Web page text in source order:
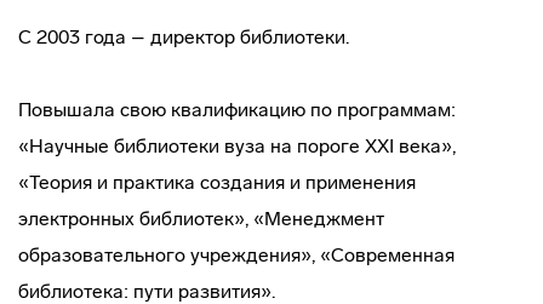
С 2003 года – директор библиотеки.
Повышала свою квалификацию по программам:
«Научные библиотеки вуза на пороге ХХI века»,
«Теория и практика создания и применения
электронных библиотек», «Менеджмент
образовательного учреждения», «Современная
библиотека: пути развития».